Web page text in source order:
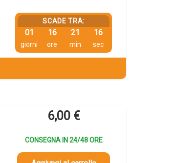
SCADE TRA:
01
giorni
16
ore
21
min
15
sec
6,00 €
CONSEGNA IN 24/48 ORE